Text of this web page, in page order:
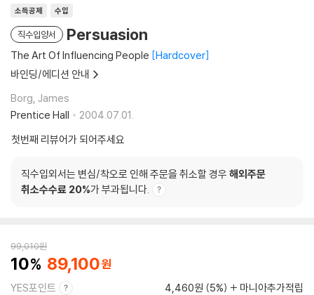
소득공제 수입
직수입양서 Persuasion
The Art Of Influencing People Hardcover
바인딩/에디션 안내
Borg, James
Prentice Hall
2004.07.01.
첫번째 리뷰어가 되어주세요
직수입외서는 변심/착오로 인해 주문을 취소할 경우 해외주문
취소수수료 20%가 부과됩니다.
99,010원
10 89,100
YES포인트 4,460원 (5%) 마니아추가적립